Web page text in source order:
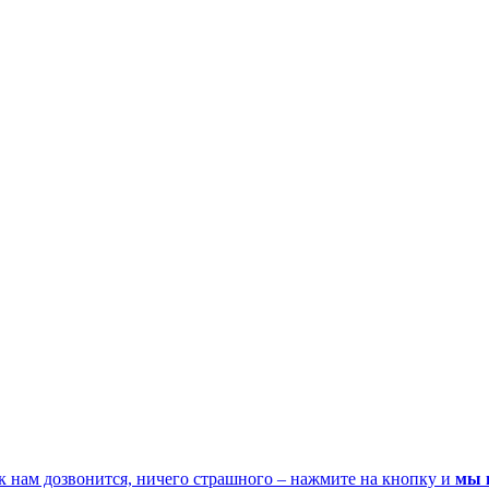
дозвонится, ничего страшного – нажмите на кнопку и мы